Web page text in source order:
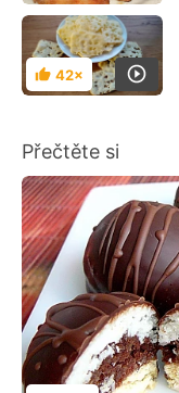
Hodnocení
42×
Přečtěte si